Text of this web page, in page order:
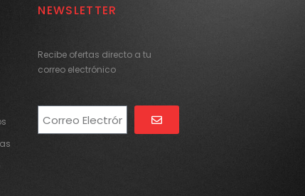
NEWSLETTER
Recibe ofertas directo a tu
correo electrónico